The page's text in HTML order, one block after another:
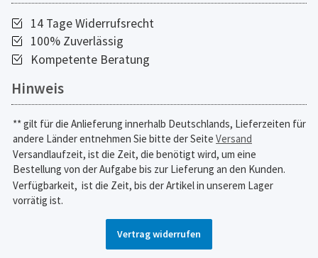
14 Tage Widerrufsrecht
100% Zuverlässig
Kompetente Beratung
Hinweis
** gilt für die Anlieferung innerhalb Deutschlands, Lieferzeiten für
andere Länder entnehmen Sie bitte der Seite Versand
Versandlaufzeit, ist die Zeit, die benötigt wird, um eine
Bestellung von der Aufgabe bis zur Lieferung an den Kunden.
Verfügbarkeit, ist die Zeit, bis der Artikel in unserem Lager
vorrätig ist.
Vertrag widerrufen